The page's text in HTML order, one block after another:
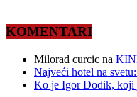
KOMENTARI
Milorad curcic na
Najveći hotel na
Ko je Igor Dodik, koji